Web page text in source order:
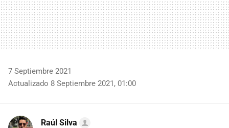
7 Septiembre 2021
Actualizado 8 Septiembre 2021, 01:00
Raúl Silva